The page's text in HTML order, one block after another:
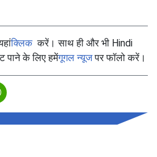
क्लिककरें। साथ ही और भी Hindi
पाने के लिए हमेंगूगल न्यूजपर फॉलो करें।